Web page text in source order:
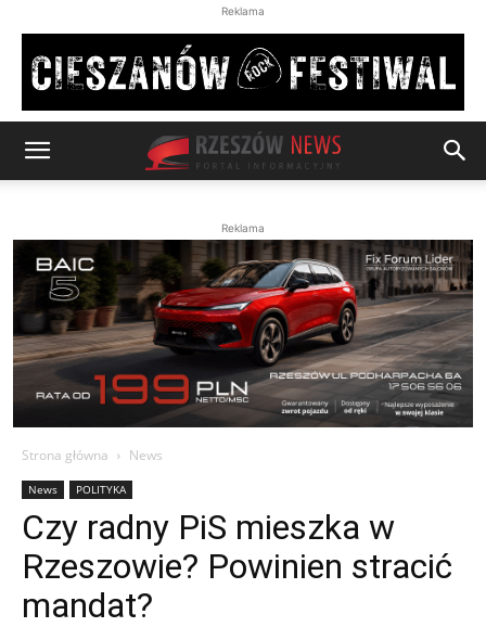
Reklama
Reklama
Strona główna News
News POLITYKA
Czy radny PiS mieszka w
Rzeszowie? Powinien stracić
mandat?